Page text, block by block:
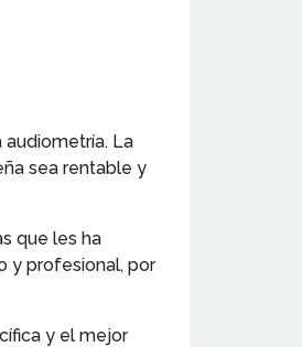
La
sea rentable y
que les ha
y profesional, por
y el mejor